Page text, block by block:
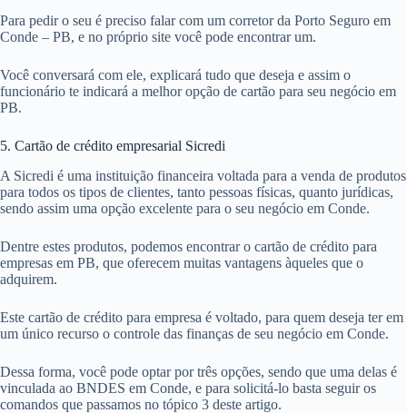
Para pedir o seu é preciso falar com um corretor da Porto Seguro em
Conde – PB, e no próprio site você pode encontrar um.
Você conversará com ele, explicará tudo que deseja e assim o
funcionário te indicará a melhor opção de cartão para seu negócio em
PB.
5. Cartão de crédito empresarial Sicredi
A Sicredi é uma instituição financeira voltada para a venda de produtos
para todos os tipos de clientes, tanto pessoas físicas, quanto jurídicas,
sendo assim uma opção excelente para o seu negócio em Conde.
Dentre estes produtos, podemos encontrar o cartão de crédito para
empresas em PB, que oferecem muitas vantagens àqueles que o
adquirem.
Este cartão de crédito para empresa é voltado, para quem deseja ter em
um único recurso o controle das finanças de seu negócio em Conde.
Dessa forma, você pode optar por três opções, sendo que uma delas é
vinculada ao BNDES em Conde, e para solicitá-lo basta seguir os
comandos que passamos no tópico 3 deste artigo.